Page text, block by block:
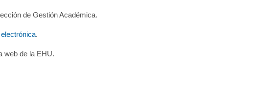
de Gestión Académica.
.
web de la EHU.